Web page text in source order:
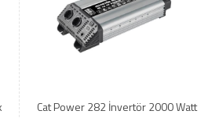
Cat Power 282 İnvertör 2000 Watt